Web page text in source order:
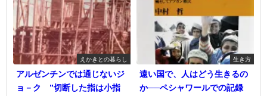
えかきとの暮らし
アルゼンチンでは通じないジ
ョ－ク ”切断した指は小指
生き方
遠い国で、人はどう生きるの
か──ペシャワールでの記録